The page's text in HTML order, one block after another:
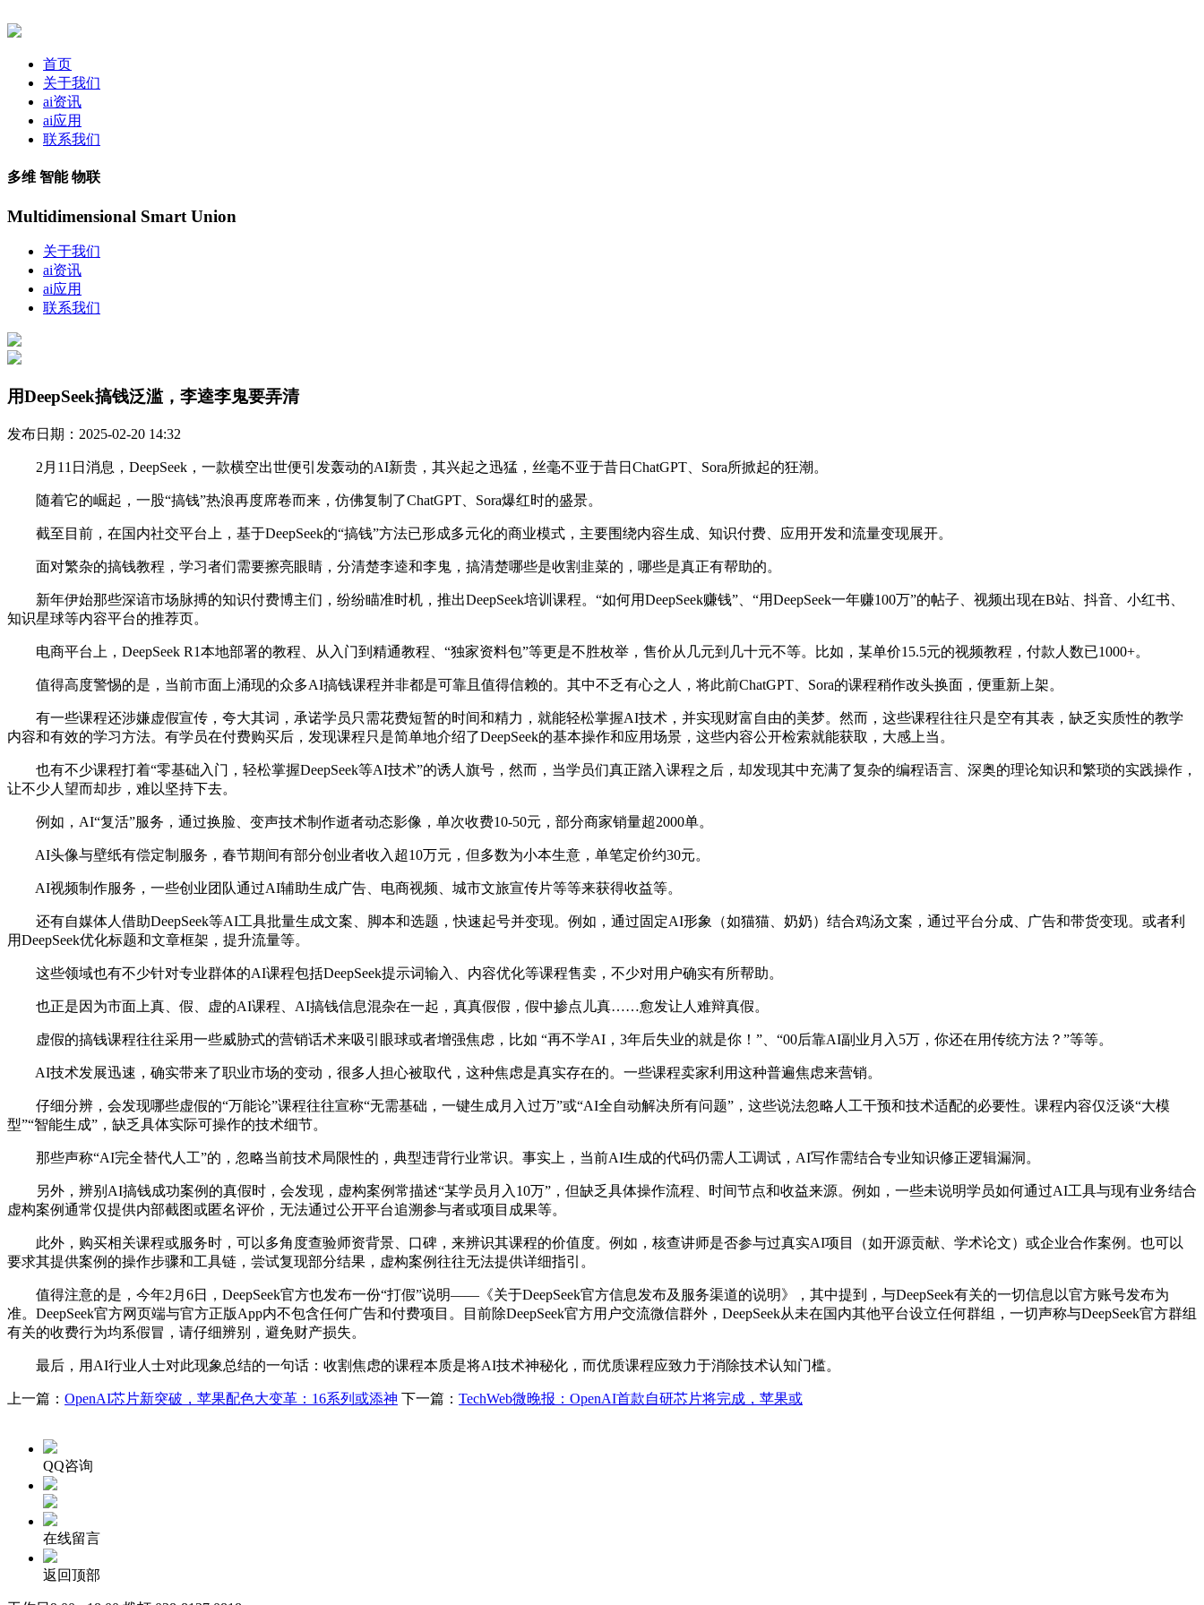
首页
关于我们
ai资讯
ai应用
联系我们
多维 智能 物联
Multidimensional Smart Union
关于我们
ai资讯
ai应用
联系我们
用DeepSeek搞钱泛滥，李逵李鬼要弄清
发布日期：2025-02-20 14:32
2月11日消息，DeepSeek，一款横空出世便引发轰动的AI新贵，其兴起之迅猛，丝毫不亚于昔日ChatGPT、Sora所掀起的狂潮。
随着它的崛起，一股“搞钱”热浪再度席卷而来，仿佛复制了ChatGPT、Sora爆红时的盛景。
截至目前，在国内社交平台上，基于DeepSeek的“搞钱”方法已形成多元化的商业模式，主要围绕内容生成、知识付费、应用开发和流量变现展开。
面对繁杂的搞钱教程，学习者们需要擦亮眼睛，分清楚李逵和李鬼，搞清楚哪些是收割韭菜的，哪些是真正有帮助的。
新年伊始那些深谙市场脉搏的知识付费博主们，纷纷瞄准时机，推出DeepSeek培训课程。“如何用DeepSeek赚钱”、“用DeepSeek一年赚100万”的帖子、视频出现在B站、抖音、小红书、
知识星球等内容平台的推荐页。
电商平台上，DeepSeek R1本地部署的教程、从入门到精通教程、“独家资料包”等更是不胜枚举，售价从几元到几十元不等。比如，某单价15.5元的视频教程，付款人数已1000+。
值得高度警惕的是，当前市面上涌现的众多AI搞钱课程并非都是可靠且值得信赖的。其中不乏有心之人，将此前ChatGPT、Sora的课程稍作改头换面，便重新上架。
有一些课程还涉嫌虚假宣传，夸大其词，承诺学员只需花费短暂的时间和精力，就能轻松掌握AI技术，并实现财富自由的美梦。然而，这些课程往往只是空有其表，缺乏实质性的教学
内容和有效的学习方法。有学员在付费购买后，发现课程只是简单地介绍了DeepSeek的基本操作和应用场景，这些内容公开检索就能获取，大感上当。
也有不少课程打着“零基础入门，轻松掌握DeepSeek等AI技术”的诱人旗号，然而，当学员们真正踏入课程之后，却发现其中充满了复杂的编程语言、深奥的理论知识和繁琐的实践操作，
让不少人望而却步，难以坚持下去。
例如，AI“复活”服务，通过换脸、变声技术制作逝者动态影像，单次收费10-50元，部分商家销量超2000单。
AI头像与壁纸有偿定制服务，春节期间有部分创业者收入超10万元，但多数为小本生意，单笔定价约30元。
AI视频制作服务，一些创业团队通过AI辅助生成广告、电商视频、城市文旅宣传片等等来获得收益等。
还有自媒体人借助DeepSeek等AI工具批量生成文案、脚本和选题，快速起号并变现。例如，通过固定AI形象（如猫猫、奶奶）结合鸡汤文案，通过平台分成、广告和带货变现。或者利
用DeepSeek优化标题和文章框架，提升流量等。
这些领域也有不少针对专业群体的AI课程包括DeepSeek提示词输入、内容优化等课程售卖，不少对用户确实有所帮助。
也正是因为市面上真、假、虚的AI课程、AI搞钱信息混杂在一起，真真假假，假中掺点儿真……愈发让人难辩真假。
虚假的搞钱课程往往采用一些威胁式的营销话术来吸引眼球或者增强焦虑，比如 “再不学AI，3年后失业的就是你！”、“00后靠AI副业月入5万，你还在用传统方法？”等等。
AI技术发展迅速，确实带来了职业市场的变动，很多人担心被取代，这种焦虑是真实存在的。一些课程卖家利用这种普遍焦虑来营销。
仔细分辨，会发现哪些虚假的“万能论”课程往往宣称“无需基础，一键生成月入过万”或“AI全自动解决所有问题”，这些说法忽略人工干预和技术适配的必要性。课程内容仅泛谈“大模
型”“智能生成”，缺乏具体实际可操作的技术细节。
那些声称“AI完全替代人工”的，忽略当前技术局限性的，典型违背行业常识。事实上，当前AI生成的代码仍需人工调试，AI写作需结合专业知识修正逻辑漏洞。
另外，辨别AI搞钱成功案例的真假时，会发现，虚构案例常描述“某学员月入10万”，但缺乏具体操作流程、时间节点和收益来源。例如，一些未说明学员如何通过AI工具与现有业务结合
虚构案例通常仅提供内部截图或匿名评价，无法通过公开平台追溯参与者或项目成果等。
此外，购买相关课程或服务时，可以多角度查验师资背景、口碑，来辨识其课程的价值度。例如，核查讲师是否参与过真实AI项目（如开源贡献、学术论文）或企业合作案例。也可以
要求其提供案例的操作步骤和工具链，尝试复现部分结果，虚构案例往往无法提供详细指引。
值得注意的是，今年2月6日，DeepSeek官方也发布一份“打假”说明——《关于DeepSeek官方信息发布及服务渠道的说明》，其中提到，与DeepSeek有关的一切信息以官方账号发布为
准。DeepSeek官方网页端与官方正版App内不包含任何广告和付费项目。目前除DeepSeek官方用户交流微信群外，DeepSeek从未在国内其他平台设立任何群组，一切声称与DeepSeek官方群组
有关的收费行为均系假冒，请仔细辨别，避免财产损失。
最后，用AI行业人士对此现象总结的一句话：收割焦虑的课程本质是将AI技术神秘化，而优质课程应致力于消除技术认知门槛。
上一篇： OpenAI芯片新突破，苹果配色大变革：16系列或添神 下一篇： TechWeb微晚报：OpenAI首款自研芯片将完成，苹果或
QQ咨询
在线留言
返回顶部